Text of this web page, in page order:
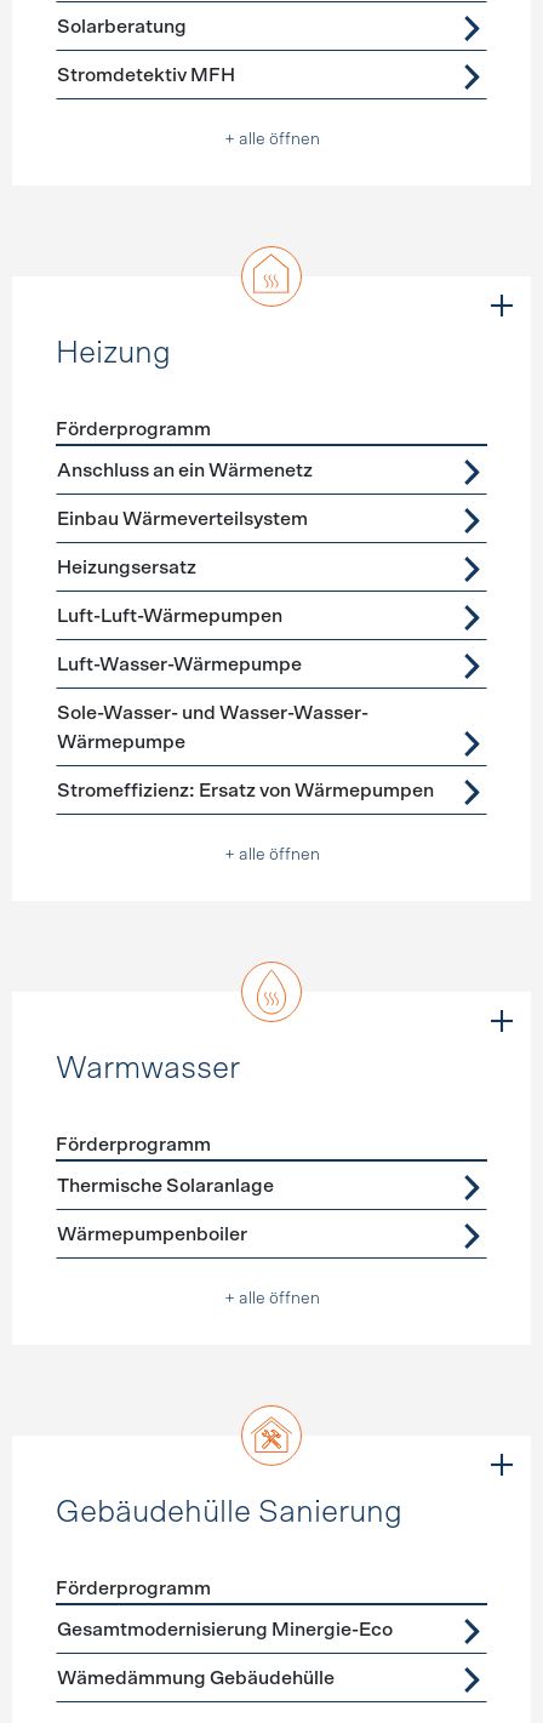
Solarberatung
Stromdetektiv MFH
+ alle öffnen
Heizung
Förderprogramme Heizung
Förderprogramm
Anschluss an ein Wärmenetz
Einbau Wärmeverteilsystem
Heizungsersatz
Luft-Luft-Wärmepumpen
Luft-Wasser-Wärmepumpe
Sole-Wasser- und Wasser-Wasser-
Wärmepumpe
Stromeffizienz: Ersatz von Wärmepumpen
+ alle öffnen
Warmwasser
Förderprogramme Warmwasser
Förderprogramm
Thermische Solaranlage
Wärmepumpenboiler
+ alle öffnen
Gebäudehülle Sanierung
Förderprogramme Gebäudehülle Sanierung
Förderprogramm
Gesamtmodernisierung Minergie-Eco
Wämedämmung Gebäudehülle